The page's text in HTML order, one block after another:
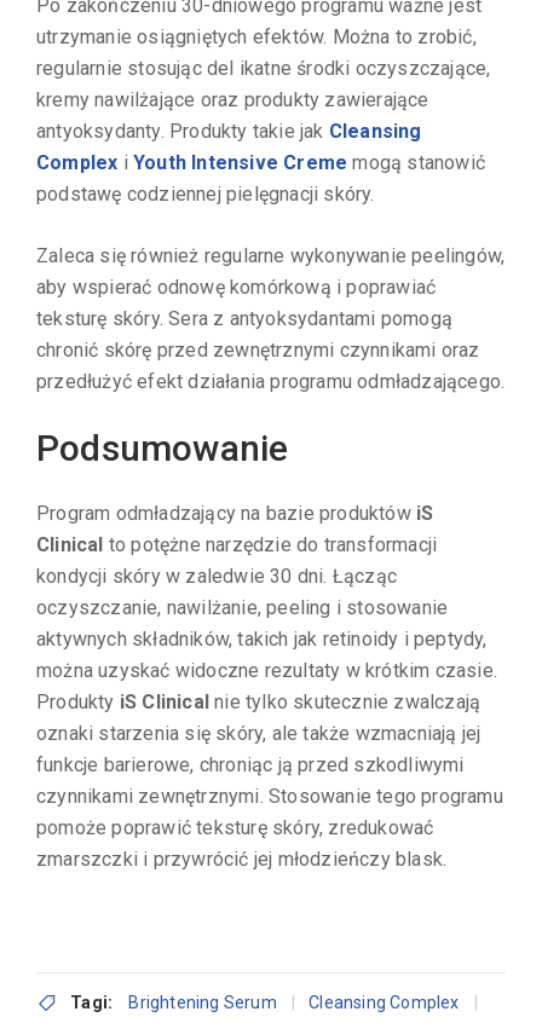
Po zakończeniu 30-dniowego programu ważne jest
utrzymanie osiągniętych efektów. Można to zrobić,
regularnie stosując del ikatne środki oczyszczające,
kremy nawilżające oraz produkty zawierające
antyoksydanty. Produkty takie jak Cleansing
Complex iYouth Intensive Creme mogą stanowić
podstawę codziennej pielęgnacji skóry.
Zaleca się również regularne wykonywanie peelingów,
aby wspierać odnowę komórkową i poprawiać
teksturę skóry. Sera z antyoksydantami pomogą
chronić skórę przed zewnętrznymi czynnikami oraz
przedłużyć efekt działania programu odmładzającego.
Podsumowanie
Program odmładzający na bazie produktów iS
Clinical to potężne narzędzie do transformacji
kondycji skóry w zaledwie 30 dni. Łącząc
oczyszczanie, nawilżanie, peeling i stosowanie
aktywnych składników, takich jak retinoidy i peptydy,
można uzyskać widoczne rezultaty w krótkim czasie.
Produkty iS Clinical nie tylko skutecznie zwalczają
oznaki starzenia się skóry, ale także wzmacniają jej
funkcje barierowe, chroniąc ją przed szkodliwymi
czynnikami zewnętrznymi. Stosowanie tego programu
pomoże poprawić teksturę skóry, zredukować
zmarszczki i przywrócić jej młodzieńczy blask.
Tagi: Brightening Serum
Cleansing Complex